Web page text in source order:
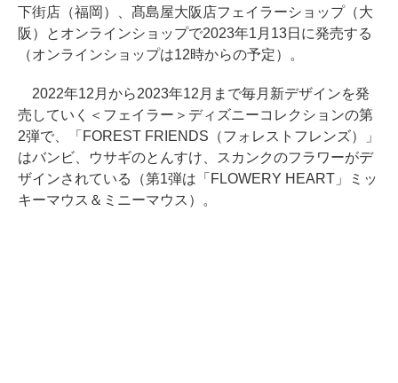
下街店（福岡）、髙島屋大阪店フェイラーショップ（大
阪）とオンラインショップで2023年1月13日に発売する
（オンラインショップは12時からの予定）。
2022年12月から2023年12月まで毎月新デザインを発
売していく＜フェイラー＞ディズニーコレクションの第
2弾で、「FOREST FRIENDS（フォレストフレンズ）」
はバンビ、ウサギのとんすけ、スカンクのフラワーがデ
ザインされている（第1弾は「FLOWERY HEART」ミッ
キーマウス＆ミニーマウス）。